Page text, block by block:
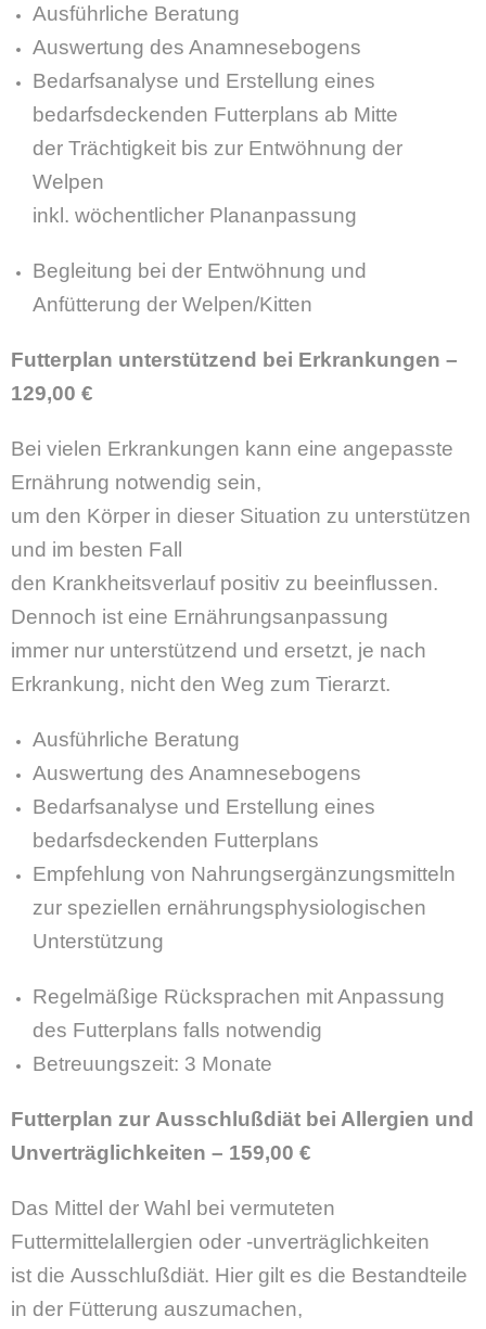
Ausführliche Beratung
Auswertung des Anamnesebogens
Bedarfsanalyse und Erstellung eines
bedarfsdeckenden Futterplans ab Mitte
der Trächtigkeit bis zur Entwöhnung der
Welpen
inkl. wöchentlicher Plananpassung
Begleitung bei der Entwöhnung und
Anfütterung der Welpen/Kitten
Futterplan unterstützend bei Erkrankungen –
129,00 €
Bei vielen Erkrankungen kann eine angepasste
Ernährung notwendig sein,
um den Körper in dieser Situation zu unterstützen
und im besten Fall
den Krankheitsverlauf positiv zu beeinflussen.
Dennoch ist eine Ernährungsanpassung
immer nur unterstützend und ersetzt, je nach
Erkrankung, nicht den Weg zum Tierarzt.
Ausführliche Beratung
Auswertung des Anamnesebogens
Bedarfsanalyse und Erstellung eines
bedarfsdeckenden Futterplans
Empfehlung von Nahrungsergänzungsmitteln
zur speziellen ernährungsphysiologischen
Unterstützung
Regelmäßige Rücksprachen mit Anpassung
des Futterplans falls notwendig
Betreuungszeit: 3 Monate
Futterplan zur Ausschlußdiät bei Allergien und
Unverträglichkeiten – 159,00 €
Das Mittel der Wahl bei vermuteten
Futtermittelallergien oder -unverträglichkeiten
ist die Ausschlußdiät. Hier gilt es die Bestandteile
in der Fütterung auszumachen,